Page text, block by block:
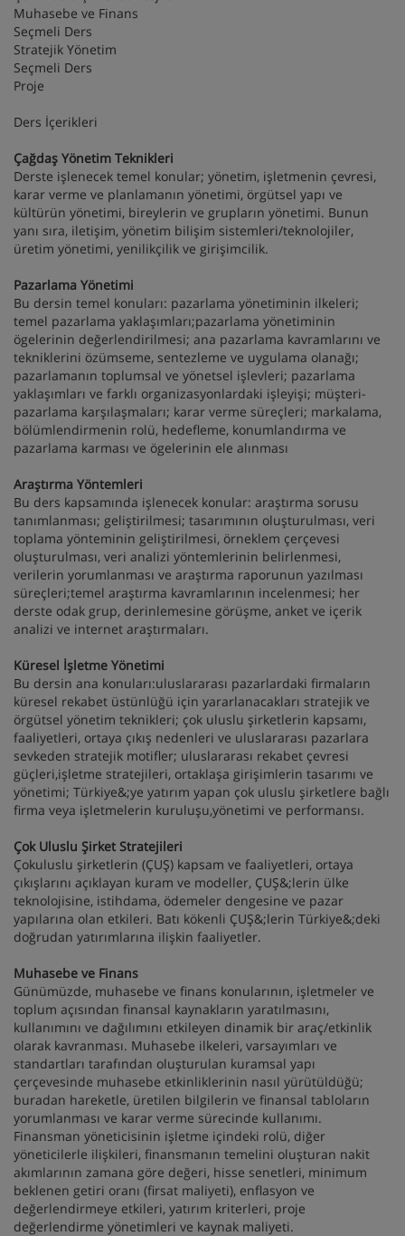
Muhasebe ve Finans
Seçmeli Ders
Stratejik Yönetim
Seçmeli Ders
Proje
Ders İçerikleri
Çağdaş Yönetim Teknikleri
Derste işlenecek temel konular; yönetim, işletmenin çevresi,
karar verme ve planlamanın yönetimi, örgütsel yapı ve
kültürün yönetimi, bireylerin ve grupların yönetimi. Bunun
yanı sıra, iletişim, yönetim bilişim sistemleri/teknolojiler,
üretim yönetimi, yenilikçilik ve girişimcilik.
Pazarlama Yönetimi
Bu dersin temel konuları: pazarlama yönetiminin ilkeleri;
temel pazarlama yaklaşımları;pazarlama yönetiminin
ögelerinin değerlendirilmesi; ana pazarlama kavramlarını ve
tekniklerini özümseme, sentezleme ve uygulama olanağı;
pazarlamanın toplumsal ve yönetsel işlevleri; pazarlama
yaklaşımları ve farklı organizasyonlardaki işleyişi; müşteri-
pazarlama karşılaşmaları; karar verme süreçleri; markalama,
bölümlendirmenin rolü, hedefleme, konumlandırma ve
pazarlama karması ve ögelerinin ele alınması
Araştırma Yöntemleri
Bu ders kapsamında işlenecek konular: araştırma sorusu
tanımlanması; geliştirilmesi; tasarımının oluşturulması, veri
toplama yönteminin geliştirilmesi, örneklem çerçevesi
oluşturulması, veri analizi yöntemlerinin belirlenmesi,
verilerin yorumlanması ve araştırma raporunun yazılması
süreçleri;temel araştırma kavramlarının incelenmesi; her
derste odak grup, derinlemesine görüşme, anket ve içerik
analizi ve internet araştırmaları.
Küresel İşletme Yönetimi
Bu dersin ana konuları:uluslararası pazarlardaki firmaların
küresel rekabet üstünlüğü için yararlanacakları stratejik ve
örgütsel yönetim teknikleri; çok uluslu şirketlerin kapsamı,
faaliyetleri, ortaya çıkış nedenleri ve uluslararası pazarlara
sevkeden stratejik motifler; uluslararası rekabet çevresi
güçleri,işletme stratejileri, ortaklaşa girişimlerin tasarımı ve
yönetimi; Türkiye&;ye yatırım yapan çok uluslu şirketlere bağlı
firma veya işletmelerin kuruluşu,yönetimi ve performansı.
Çok Uluslu Şirket Stratejileri
Çokuluslu şirketlerin (ÇUŞ) kapsam ve faaliyetleri, ortaya
çıkışlarını açıklayan kuram ve modeller, ÇUŞ&;lerin ülke
teknolojisine, istihdama, ödemeler dengesine ve pazar
yapılarına olan etkileri. Batı kökenli ÇUŞ&;lerin Türkiye&;deki
doğrudan yatırımlarına ilişkin faaliyetler.
Muhasebe ve Finans
Günümüzde, muhasebe ve finans konularının, işletmeler ve
toplum açısından finansal kaynakların yaratılmasını,
kullanımını ve dağılımını etkileyen dinamik bir araç/etkinlik
olarak kavranması. Muhasebe ilkeleri, varsayımları ve
standartları tarafından oluşturulan kuramsal yapı
çerçevesinde muhasebe etkinliklerinin nasıl yürütüldüğü;
buradan hareketle, üretilen bilgilerin ve finansal tabloların
yorumlanması ve karar verme sürecinde kullanımı.
Finansman yöneticisinin işletme içindeki rolü, diğer
yöneticilerle ilişkileri, finansmanın temelini oluşturan nakit
akımlarının zamana göre değeri, hisse senetleri, minimum
beklenen getiri oranı (firsat maliyeti), enflasyon ve
değerlendirmeye etkileri, yatırım kriterleri, proje
değerlendirme yönetimleri ve kaynak maliyeti.